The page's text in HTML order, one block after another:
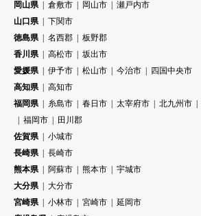
岡山県
倉敷市 岡山市
瀬戸内市
山口県
下関市
徳島県
名西郡
板野郡
香川県
高松市
坂出市
愛媛県
伊予市 松山市 今治市
四国中央市
高知県
高知市
福岡県
糸島市 春日市 太宰府市 北九州市
福岡市
田川郡
佐賀県
小城市
長崎県
長崎市
熊本県
阿蘇市 熊本市
宇城市
大分県
大分市
宮崎県
小林市 宮崎市
延岡市